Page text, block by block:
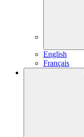
English
Français